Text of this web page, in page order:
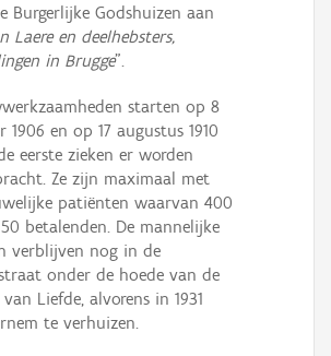
Burgerlijke Godshuizen aan
Laere en deelhebsters,
in Brugge".
starten op 8
1906 en op 17 augustus 1910
eerste zieken er worden
Ze zijn maximaal met
patiënten waarvan 400
betalenden. De mannelijke
verblijven nog in de
onder de hoede van de
Liefde, alvorens in 1931
te verhuizen.